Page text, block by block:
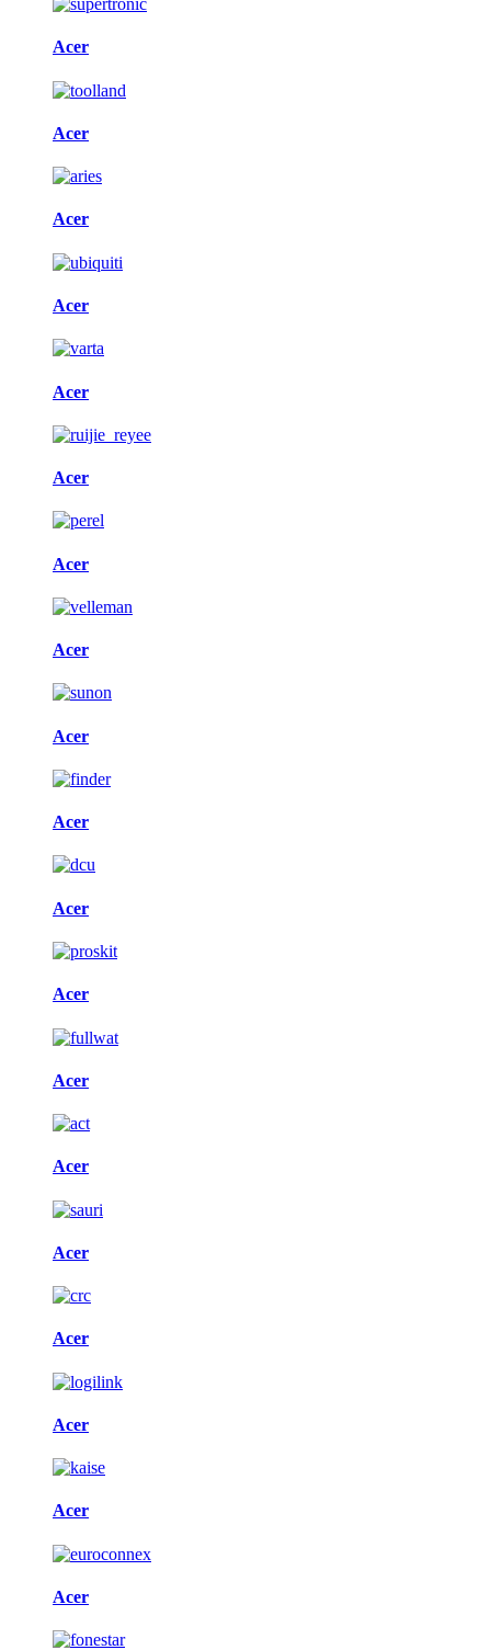
Acer
Acer
Acer
Acer
Acer
Acer
Acer
Acer
Acer
Acer
Acer
Acer
Acer
Acer
Acer
Acer
Acer
Acer
Acer